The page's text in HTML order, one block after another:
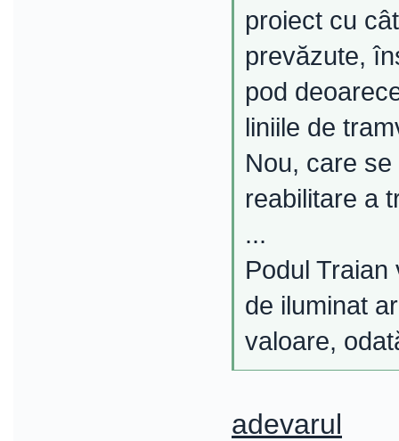
proiect cu
prevăzute,
pod
liniile de
Nou, care
reabilitare a
...
Podul
de iluminat
valoare,
adevarul